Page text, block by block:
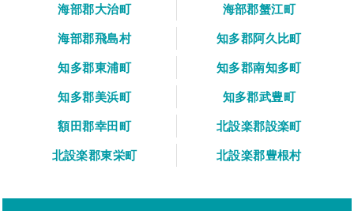
海部郡大治町
海部郡蟹江町
海部郡飛島村
知多郡阿久比町
知多郡東浦町
知多郡南知多町
知多郡美浜町
知多郡武豊町
額田郡幸田町
北設楽郡設楽町
北設楽郡東栄町
北設楽郡豊根村